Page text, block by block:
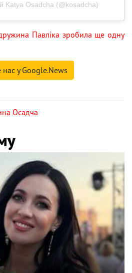
Katya Osadcha (@kosadcha)
Павліка зробила ще одну
нас у Google.News
Осадча